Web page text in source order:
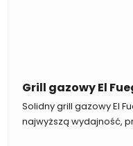
Grill gazowy El
Solidny grill gazowy El
najwyższą wydajność,